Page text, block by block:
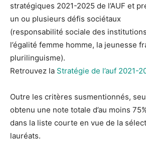
stratégiques 2021-2025 de l’AUF et
un ou plusieurs défis sociétaux
(responsabilité sociale des
l’égalité femme homme, la jeunesse
plurilinguisme).
Retrouvez la Stratégie de l’auf 2021-
Outre les critères susmentionnés,
obtenu une note totale d’au moins
dans la liste courte en vue de la
lauréats.